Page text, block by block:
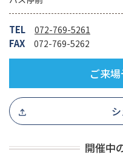
TEL 072-769-5261
FAX 072-769-5262
ご来
開催中